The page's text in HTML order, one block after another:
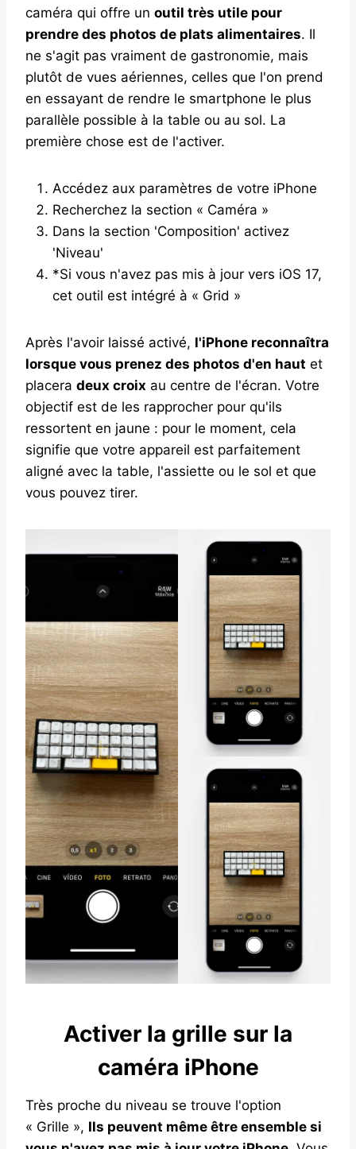
caméra qui offre un outil très utile pour
prendre des photos de plats alimentaires. Il
ne s'agit pas vraiment de gastronomie, mais
plutôt de vues aériennes, celles que l'on prend
en essayant de rendre le smartphone le plus
parallèle possible à la table ou au sol. La
première chose est de l'activer.
Accédez aux paramètres de votre iPhone
Recherchez la section « Caméra »
Dans la section 'Composition' activez
'Niveau'
*Si vous n'avez pas mis à jour vers iOS 17,
cet outil est intégré à « Grid »
Après l'avoir laissé activé, l'iPhone reconnaîtra
lorsque vous prenez des photos d'en haut et
placera deux croix au centre de l'écran. Votre
objectif est de les rapprocher pour qu'ils
ressortent en jaune : pour le moment, cela
signifie que votre appareil est parfaitement
aligné avec la table, l'assiette ou le sol et que
vous pouvez tirer.
Activer la grille sur la
caméra iPhone
Très proche du niveau se trouve l'option
« Grille », Ils peuvent même être ensemble si